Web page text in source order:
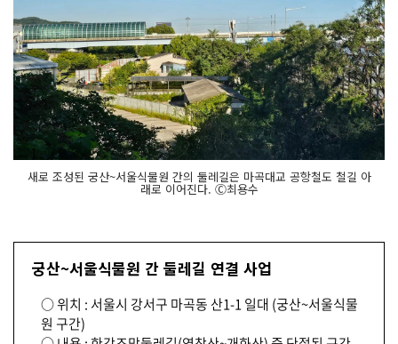
새로 조성된 궁산~서울식물원 간의 둘레길은 마곡대교 공항철도 철길 아
래로 이어진다. Ⓒ최용수
궁산~서울식물원 간 둘레길 연결 사업
○ 위치 : 서울시 강서구 마곡동 산1-1 일대 (궁산~서울식물
원 구간)